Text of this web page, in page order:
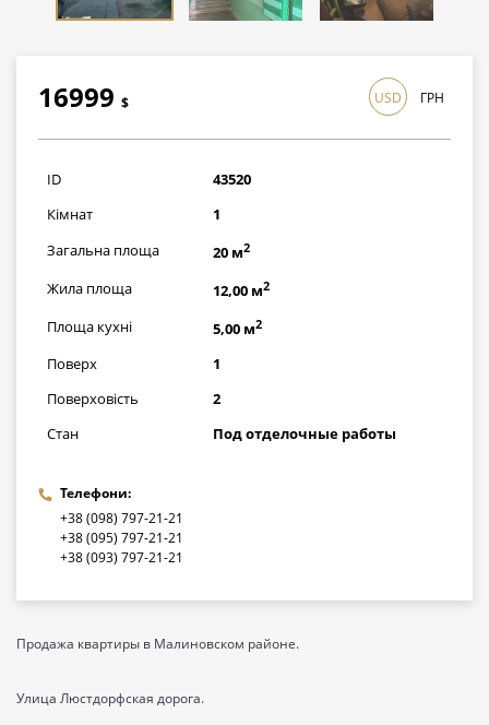
16999 $
492971грн
USD ГРН
ID
43520
Кімнат
1
Загальна площа
20 м2
Жила площа 12,00 м2
Площа кухні 5,00 м2
Поверх
1
Поверховість
2
Стан
Под отделочные работы
Телефони:
+38 (098) 797-21-21
+38 (095) 797-21-21
+38 (093) 797-21-21
Продажа квартиры в Малиновском районе.
Улица Люстдорфская дорога.